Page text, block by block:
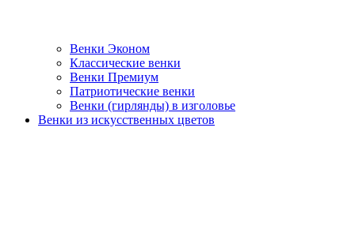
Венки Эконом
Классические венки
Венки Премиум
Патриотические венки
Венки (гирлянды) в изголовье
Венки из искусственных цветов